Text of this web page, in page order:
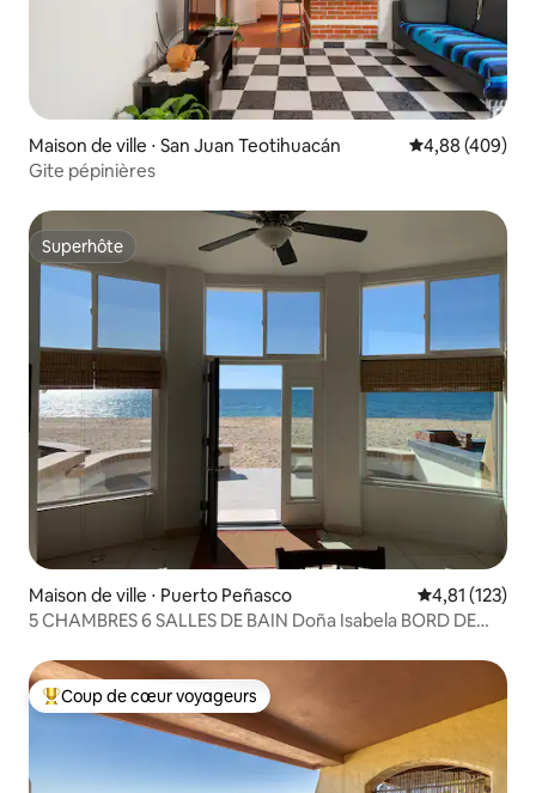
Maison de ville ⋅ San Juan Teotihuacán Évaluation
4,88 (409)
Gite pépinières
Superhôte
Superhôte
Maison de ville ⋅ Puerto Peñasco Évaluation
4,81 (123)
5 CHAMBRES 6 SALLES DE BAIN Doña Isabela BORD DE
Coups de cœur voyageurs les plus appréciés
Coup de cœur voyageurs